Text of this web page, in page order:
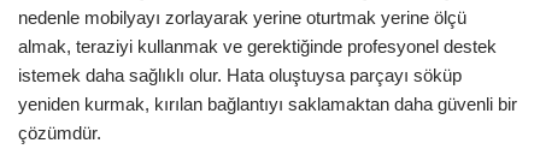
nedenle mobilyayı zorlayarak yerine oturtmak yerine ölçü
almak, teraziyi kullanmak ve gerektiğinde profesyonel destek
istemek daha sağlıklı olur. Hata oluştuysa parçayı söküp
yeniden kurmak, kırılan bağlantıyı saklamaktan daha güvenli bir
çözümdür.